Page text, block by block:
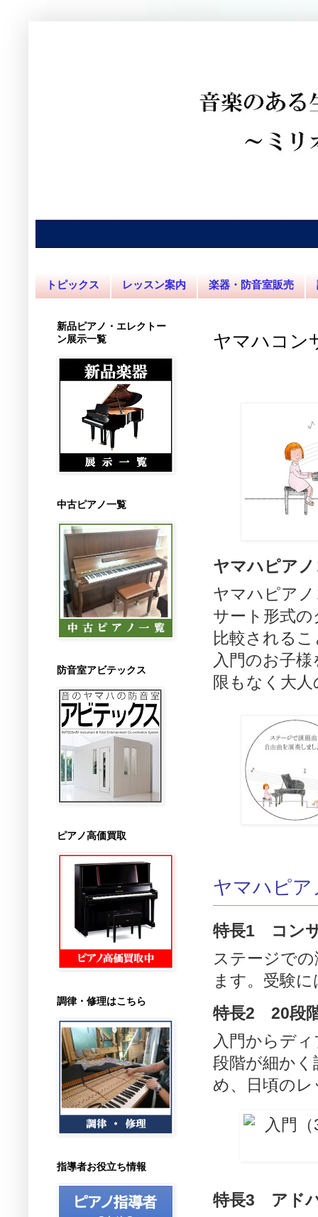
トピックス レッスン案内 楽器・防音室販売
ヤマハコン
ヤマハピア
ヤマハピア
サート形式
比較される
入門のお子
限もなく大
ヤマハピ
特長1 コン
ステージで
ます。受験
特長2 20段
入門からデ
段階が細かく
め、日頃の
特長3 アド
新品ピアノ・エレクトー
ン展示一覧
中古ピアノ一覧
防音室アビテックス
ピアノ高価買取
調律・修理はこちら
指導者お役立ち情報